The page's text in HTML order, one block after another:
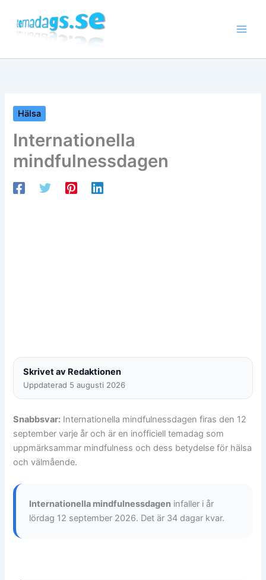
innehåll
Hälsa
Internationella
mindfulnessdagen
Skrivet av Redaktionen
Uppdaterad 5 augusti 2026
Snabbsvar: Internationella mindfulnessdagen firas den 12
september varje år och är en inofficiell temadag som
uppmärksammar mindfulness och dess betydelse för hälsa
och välmående.
Internationella mindfulnessdagen infaller i år
lördag 12 september 2026. Det är 34 dagar kvar.